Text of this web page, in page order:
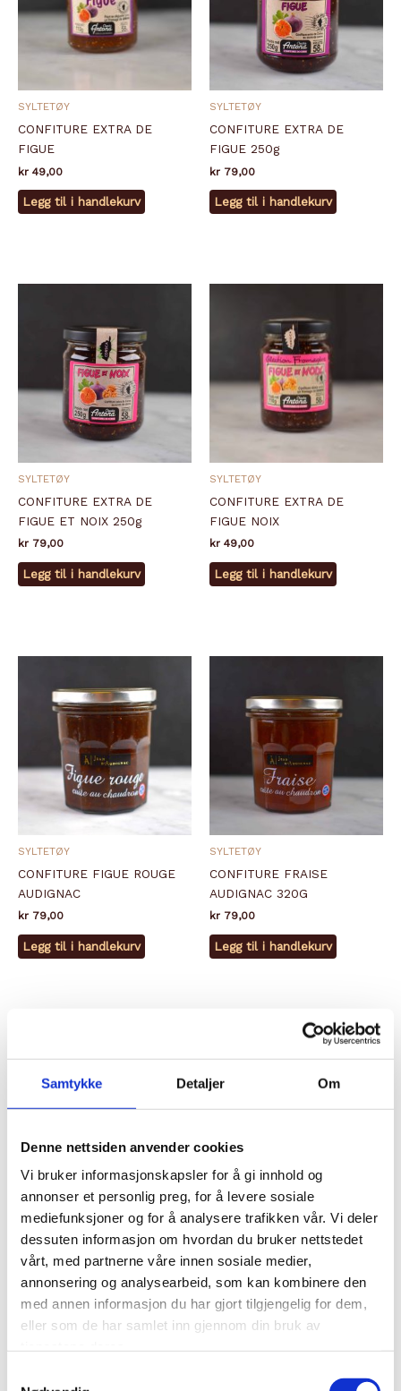
Samtykke Detaljer Om
Denne nettsiden anvender cookies
Vi bruker informasjonskapsler for å gi innhold og
annonser et personlig preg, for å levere sosiale
mediefunksjoner og for å analysere trafikken vår. Vi deler
dessuten informasjon om hvordan du bruker nettstedet
vårt, med partnerne våre innen sosiale medier,
annonsering og analysearbeid, som kan kombinere den
med annen informasjon du har gjort tilgjengelig for dem,
eller som de har samlet inn gjennom din bruk av
SYLTETØY
CONFITURE EXTRA DE
FIGUE
kr 49,00
Legg til i handlekurv
SYLTETØY
CONFITURE EXTRA DE
FIGUE 250g
kr 79,00
Legg til i handlekurv
SYLTETØY
CONFITURE EXTRA DE
FIGUE ET NOIX 250g
kr 79,00
Legg til i handlekurv
SYLTETØY
CONFITURE EXTRA DE
FIGUE NOIX
kr 49,00
Legg til i handlekurv
SYLTETØY
CONFITURE FIGUE ROUGE
AUDIGNAC
kr 79,00
Legg til i handlekurv
SYLTETØY
CONFITURE FRAISE
AUDIGNAC 320G
kr 79,00
Legg til i handlekurv
IKKE PÅ LAGER
SYLTETØY
CONFITURE MÛRE SAUVAGE
kr 79,00
Legg til i handlekurv
SYLTETØY
CONFITURE MYRTILLE
kr89,00
Legg til i handlekurv